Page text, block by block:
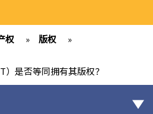
权 » 版权
»
）是否等同拥有其版权？